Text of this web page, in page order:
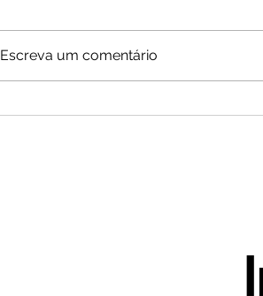
"Dividend Yield On Cost"? O que
Escreva um comentário